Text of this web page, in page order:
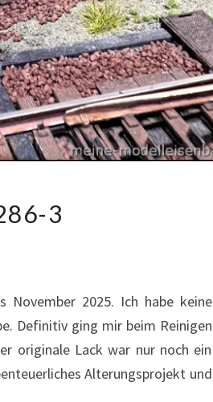
3
2025. Ich habe keine
Definitiv ging mir beim Reinigen
originale Lack war nur noch ein
Alterungsprojekt und